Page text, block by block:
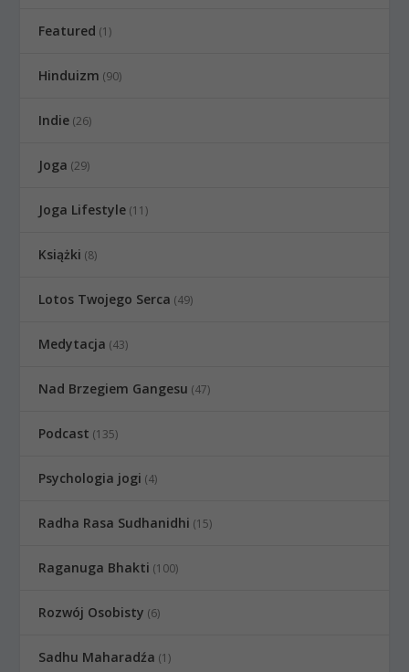
Featured (1)
Hinduizm (90)
Indie (26)
Joga (29)
Joga Lifestyle (11)
Książki (8)
Lotos Twojego Serca (49)
Medytacja (43)
Nad Brzegiem Gangesu (47)
Podcast (135)
Psychologia jogi (4)
Radha Rasa Sudhanidhi (15)
Raganuga Bhakti (100)
Rozwój Osobisty (6)
Sadhu Maharadźa (1)